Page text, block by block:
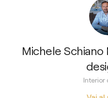
Michele
Interior